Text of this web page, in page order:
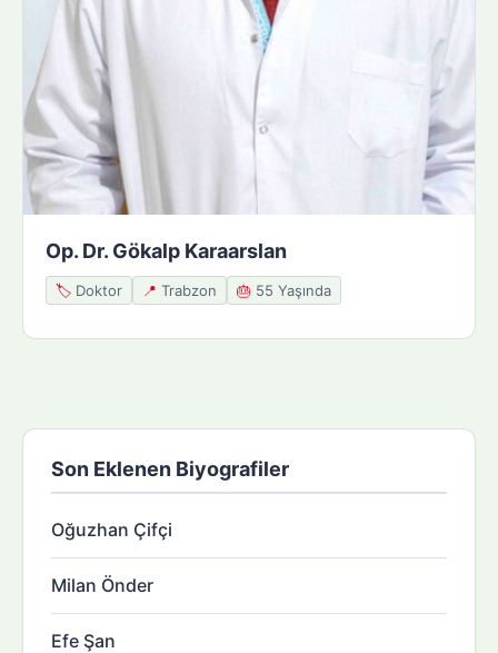
Op. Dr. Gökalp Karaarslan
🏷️ Doktor 📍 Trabzon 🎂 55 Yaşında
Son Eklenen Biyografiler
Oğuzhan Çifçi
Milan Önder
Efe Şan